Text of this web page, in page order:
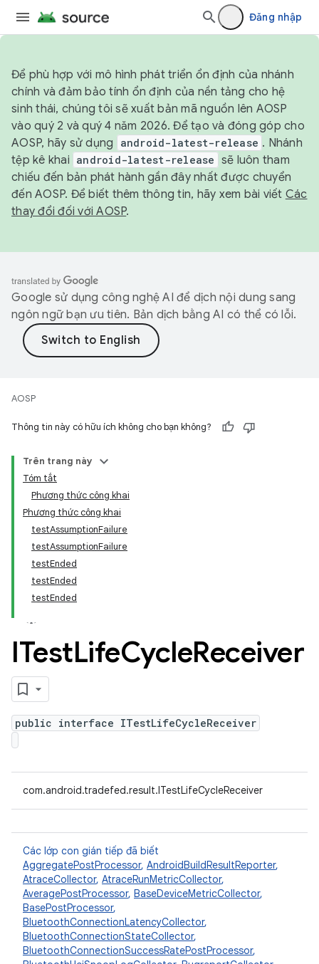
Đăng nhập
Để phù hợp với mô hình phát triển ổn định của nhánh
chính và đảm bảo tính ổn định của nền tảng cho hệ
sinh thái, chúng tôi sẽ xuất bản mã nguồn lên AOSP
vào quý 2 và quý 4 năm 2026. Để tạo và đóng góp cho
AOSP, hãy sử dụng
android-latest-release . Nhánh
tệp kê khai android-latest-release sẽ luôn tham
chiếu đến bản phát hành gần đây nhất được chuyển
đến AOSP. Để biết thêm thông tin, hãy xem bài viết Các
thay đổi đối với AOSP.
Google sử dụng công nghệ AI để dịch nội dung sang
ngôn ngữ bạn ưu tiên. Bản dịch bằng AI có thể có lỗi.
AOSP
Thông tin này có hữu ích không cho bạn không?
Trên trang này
Tóm tắt
Phương thức công khai
Phương thức công khai
testAssumptionFailure
testAssumptionFailure
testEnded
testEnded
testEnded
ITestLifeCycleReceiver
public interface ITestLifeCycleReceiver
com.android.tradefed.result.ITestLifeCycleReceiver
Các lớp con gián tiếp đã biết
AggregatePostProcessor, AndroidBuildResultReporter,
AtraceCollector, AtraceRunMetricCollector,
AveragePostProcessor, BaseDeviceMetricCollector,
BasePostProcessor,
BluetoothConnectionLatencyCollector,
BluetoothConnectionStateCollector,
BluetoothConnectionSuccessRatePostProcessor,